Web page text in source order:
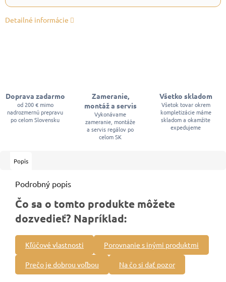
Detailné informácie
Doprava zadarmo
od 200 € mimo
nadrozmernú prepravu
po celom Slovensku
Zameranie,
montáž a servis
Vykonávame
zameranie, montáže
a servis regálov po
celom SK
Všetko skladom
Všetok tovar okrem
kompletizácie máme
skladom a okamžite
expedujeme
Popis
Podrobný popis
Čo sa o tomto produkte môžete
dozvedieť? Napríklad:
Kľúčové vlastnosti Porovnanie s inými produktmi
Prečo je dobrou voľbou Na čo si dať pozor